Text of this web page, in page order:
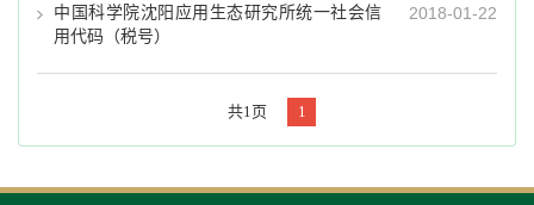
2018-01-22
中国科学院沈阳应用生态研究所统一社会信
用代码（税号）
共1页 1